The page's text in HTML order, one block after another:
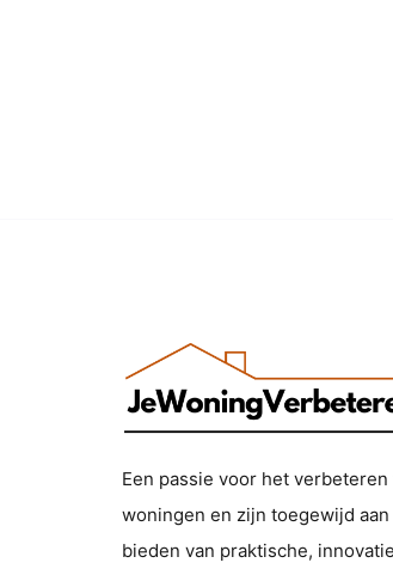
Een passie voor het verbeteren
woningen en zijn toegewijd
bieden van praktische,